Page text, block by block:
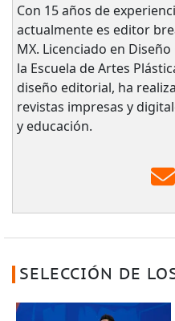
Con 15 años de
actualmente es editor
MX. Licenciado en
la Escuela de Artes
diseño editorial, ha
revistas impresas y
y educación.
SELECCIÓN DE